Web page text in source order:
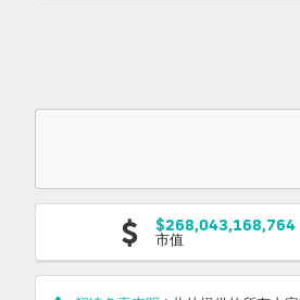
$268,043,168,764
市值